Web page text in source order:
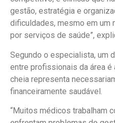
gestão, estratégia e
dificuldades, mesmo em um
por serviços de saúde”,
Segundo o especialista, um
entre profissionais da área é
cheia representa
financeiramente saudável.
“Muitos médicos trabalham